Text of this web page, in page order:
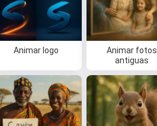
Animar logo
Animar fotos
antiguas